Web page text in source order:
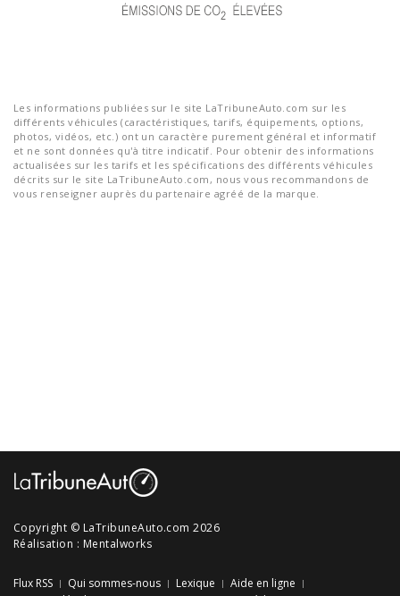
Les informations publiées sur le site LaTribuneAuto.com sur les
différents véhicules (caractéristiques, tarifs, équipements, options,
photos, vidéos, etc.) ont un caractère purement général et informatif
et ne sont données qu'à titre indicatif. Pour obtenir des informations
actualisées sur les tarifs et les spécifications des différents véhicules
décrits sur le site LaTribuneAuto.com, nous vous recommandons de
vous renseigner auprès du partenaire agréé de la marque.
Copyright © LaTribuneAuto.com 2026
Réalisation : Mentalworks
Flux RSS Qui sommes-nous Lexique
Aide en ligne